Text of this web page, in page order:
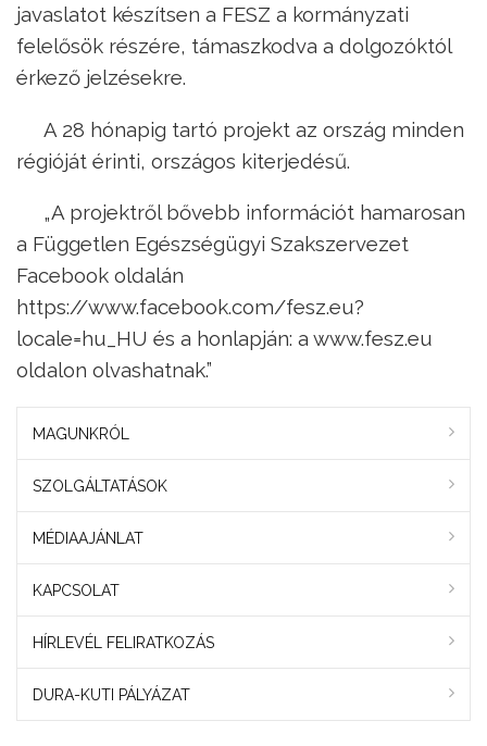
javaslatot készítsen a FESZ a kormányzati
felelősök részére, támaszkodva a dolgozóktól
érkező jelzésekre.
A 28 hónapig tartó projekt az ország minden
régióját érinti, országos kiterjedésű.
„A projektről bővebb információt hamarosan
a Független Egészségügyi Szakszervezet
Facebook oldalán
https://www.facebook.com/fesz.eu?
locale=hu_HU és a honlapján: a www.fesz.eu
oldalon olvashatnak.”
MAGUNKRÓL
SZOLGÁLTATÁSOK
MÉDIAAJÁNLAT
KAPCSOLAT
HÍRLEVÉL FELIRATKOZÁS
DURA-KUTI PÁLYÁZAT